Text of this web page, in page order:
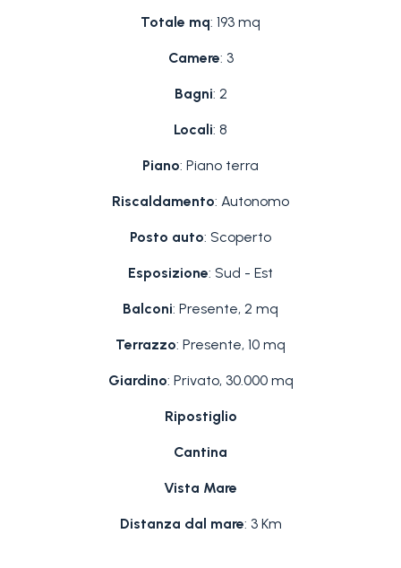
Totale mq: 193 mq
Camere: 3
Bagni: 2
Locali: 8
Piano: Piano terra
Riscaldamento: Autonomo
Posto auto: Scoperto
Esposizione: Sud - Est
Balconi: Presente, 2 mq
Terrazzo: Presente, 10 mq
Giardino: Privato, 30.000 mq
Ripostiglio
Cantina
Vista Mare
Distanza dal mare: 3 Km